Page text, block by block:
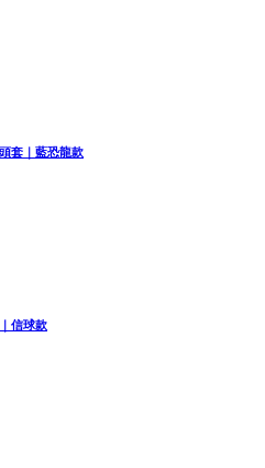
套｜藍恐龍款
信球款